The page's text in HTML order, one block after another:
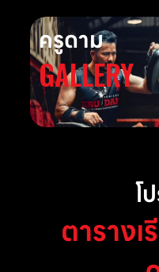
ครูดาม
GALLERY
โ
ตารางเ